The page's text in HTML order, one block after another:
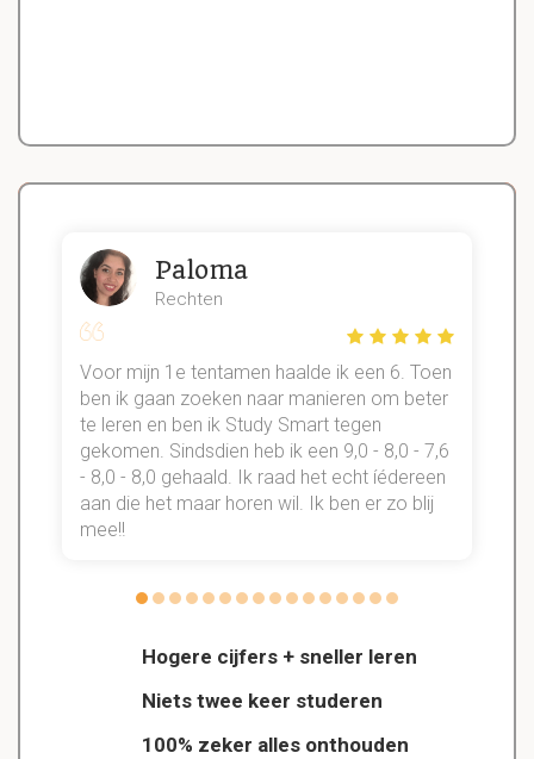
Hogere cijfers + sneller leren
Niets twee keer studeren
100% zeker alles onthouden
Paloma
Rechten
Voor mijn 1e tentamen haalde ik een 6. Toen
ben ik gaan zoeken naar manieren om beter
te leren en ben ik Study Smart tegen
gekomen. Sindsdien heb ik een 9,0 - 8,0 - 7,6
- 8,0 - 8,0 gehaald. Ik raad het echt íédereen
aan die het maar horen wil. Ik ben er zo blij
mee!!